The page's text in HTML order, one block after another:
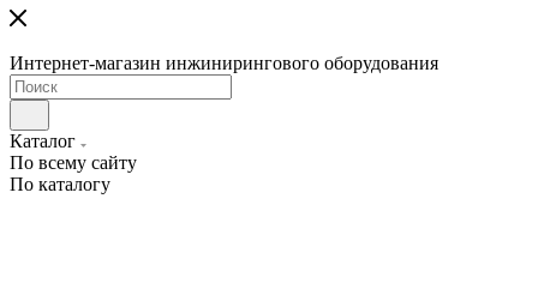
Интернет-магазин инжинирингового оборудования
Каталог
По всему сайту
По каталогу